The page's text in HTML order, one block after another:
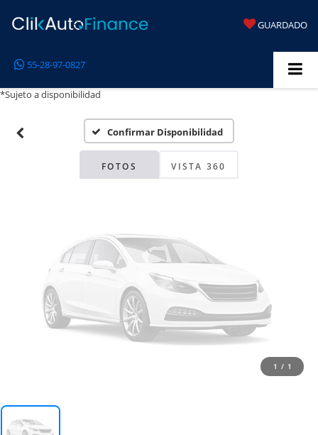
GUARDADO
55-28-97-0827
*Sujeto a disponibilidad
Confirmar Disponibilidad
FOTOS VISTA 360
Disponibles
Por favor, revise luego
1 / 1